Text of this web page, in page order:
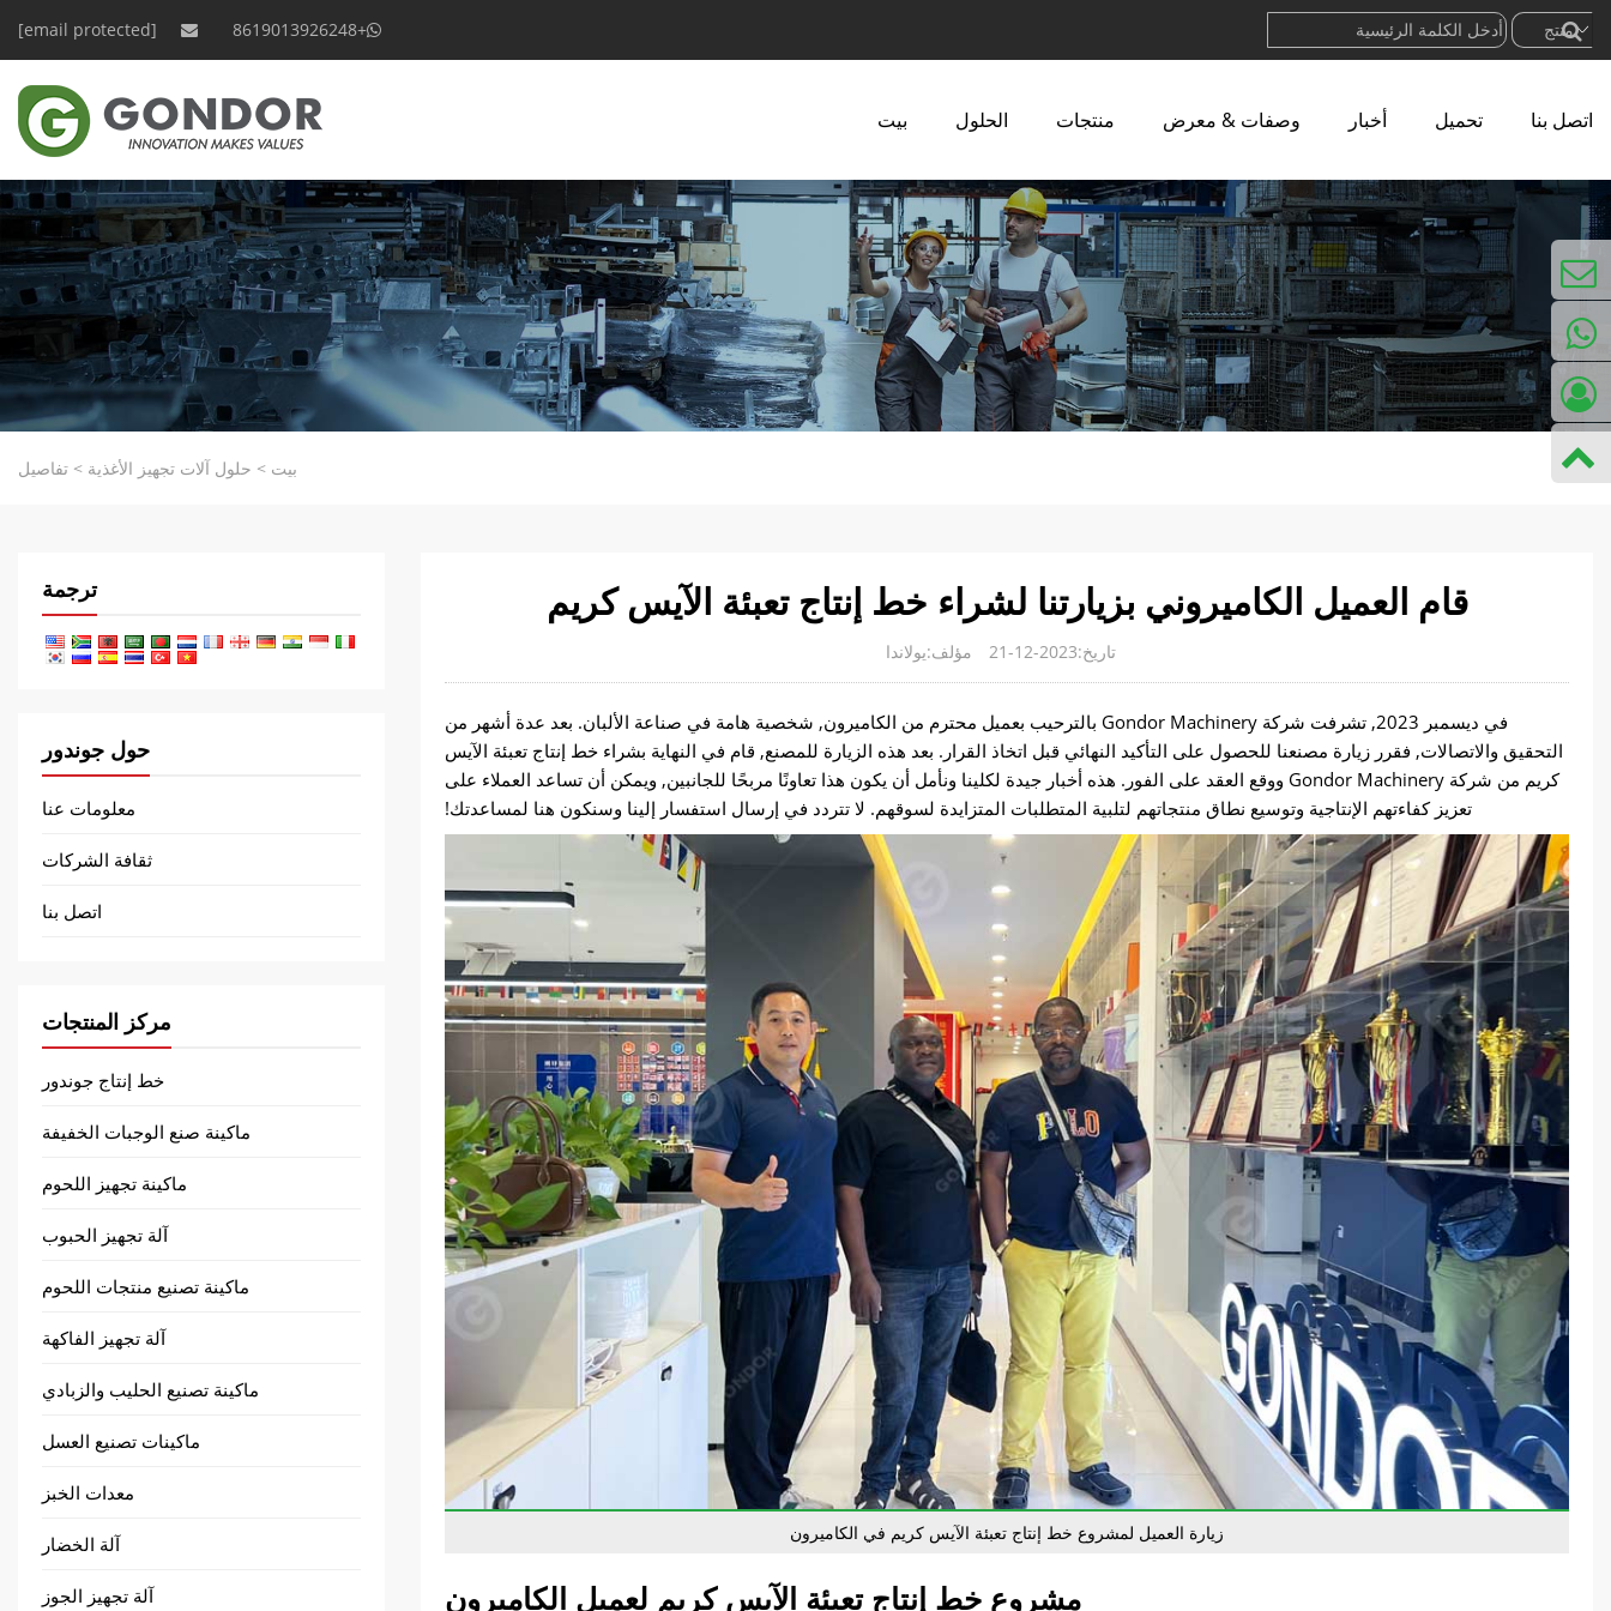
+8619013926248
[email protected]
بيت الحلول منتجات وصفات & معرض أخبار تحميل اتصل بنا
بيت > حلول آلات تجهيز الأغذية > تفاصيل
قام العميل الكاميروني بزيارتنا لشراء خط إنتاج تعبئة الآيس كريم
تاريخ:2023-12-21 مؤلف:يولاندا
في ديسمبر 2023, تشرفت شركة Gondor Machinery بالترحيب بعميل محترم من الكاميرون, شخصية هامة في صناعة الألبان. بعد عدة أشهر من
التحقيق والاتصالات, فقرر زيارة مصنعنا للحصول على التأكيد النهائي قبل اتخاذ القرار. بعد هذه الزيارة للمصنع, قام في النهاية بشراء خط إنتاج تعبئة الآيس
كريم من شركة Gondor Machinery ووقع العقد على الفور. هذه أخبار جيدة لكلينا ونأمل أن يكون هذا تعاونًا مربحًا للجانبين, ويمكن أن تساعد العملاء على
تعزيز كفاءتهم الإنتاجية وتوسيع نطاق منتجاتهم لتلبية المتطلبات المتزايدة لسوقهم. لا تتردد في إرسال استفسار إلينا وسنكون هنا لمساعدتك!
زيارة العميل لمشروع خط إنتاج تعبئة الآيس كريم في الكاميرون
مشروع خط إنتاج تعبئة الآيس كريم لعميل الكاميرون
ترجمة
حول جوندور
معلومات عنا
ثقافة الشركات
اتصل بنا
مركز المنتجات
خط إنتاج جوندور
ماكينة صنع الوجبات الخفيفة
ماكينة تجهيز اللحوم
آلة تجهيز الحبوب
ماكينة تصنيع منتجات اللحوم
آلة تجهيز الفاكهة
ماكينة تصنيع الحليب والزبادي
ماكينات تصنيع العسل
معدات الخبز
آلة الخضار
آلة تجهيز الجوز